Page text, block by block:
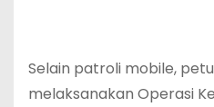
Selain patroli mobile,
melaksanakan Operasi